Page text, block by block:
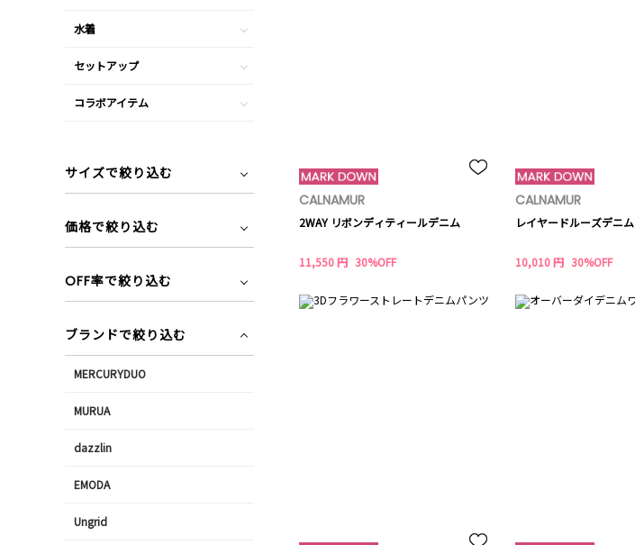
CALNAMUR
2WAY リボンディティールデニム
11,550 円 30%OFF
CALNAMUR
レイヤードルーズデニム
10,010 円 30%OFF
水着
セットアップ
コラボアイテム
サイズで絞り込む
価格で絞り込む
OFF率で絞り込む
ブランドで絞り込む
MERCURYDUO
MURUA
dazzlin
EMODA
Ungrid